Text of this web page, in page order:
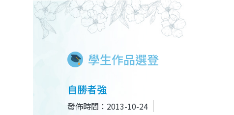
學生作品選登
自勝者強
發佈時間：2013-10-24